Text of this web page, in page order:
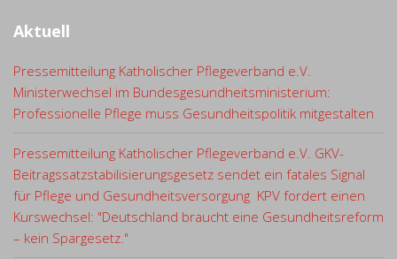
Aktuell
Pressemitteilung Katholischer Pflegeverband e.V.
Ministerwechsel im Bundesgesundheitsministerium:
Professionelle Pflege muss Gesundheitspolitik mitgestalten
Pressemitteilung Katholischer Pflegeverband e.V. GKV-
Beitragssatzstabilisierungsgesetz sendet ein fatales Signal
für Pflege und Gesundheitsversorgung KPV fordert einen
Kurswechsel: "Deutschland braucht eine Gesundheitsreform
– kein Spargesetz."